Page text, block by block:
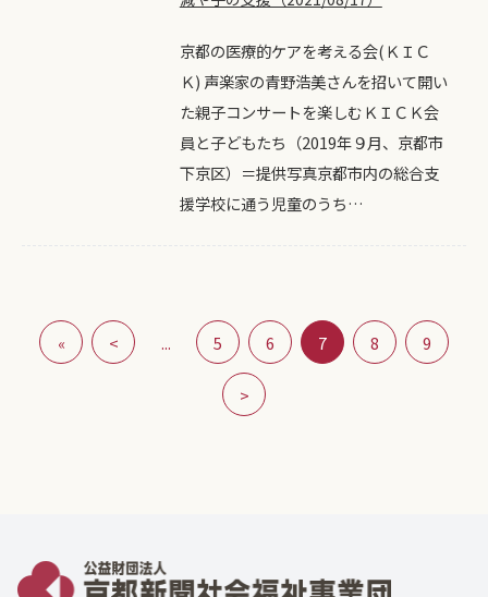
京都の医療的ケアを考える会(ＫＩＣ
Ｋ) 声楽家の青野浩美さんを招いて開い
た親子コンサートを楽しむＫＩＣＫ会
員と子どもたち（2019年９月、京都市
下京区）＝提供写真京都市内の総合支
援学校に通う児童のうち…
« < ... 5 6 7 8 9
>